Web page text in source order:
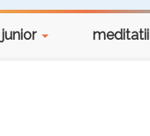
junior meditatii